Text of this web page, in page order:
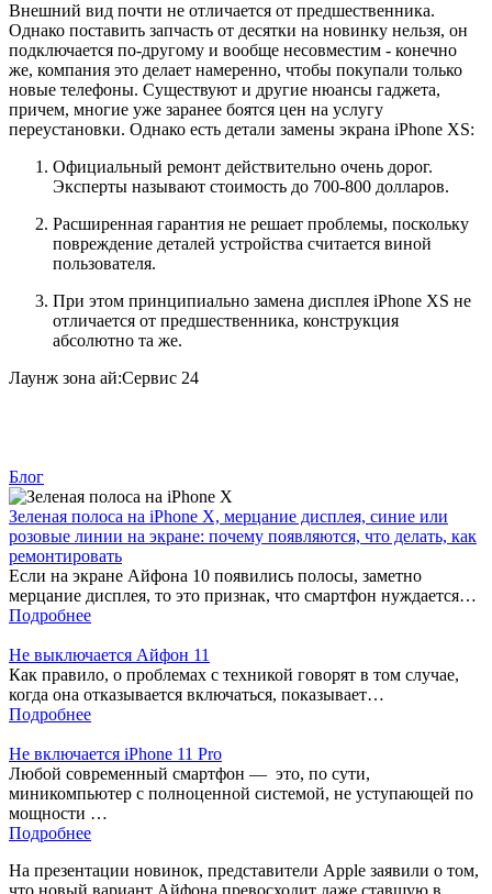
Внешний вид почти не отличается от предшественника.
Однако поставить запчасть от десятки на новинку нельзя, он
подключается по-другому и вообще несовместим - конечно
же, компания это делает намеренно, чтобы покупали только
новые телефоны. Существуют и другие нюансы гаджета,
причем, многие уже заранее боятся цен на услугу
переустановки. Однако есть детали замены экрана iPhone XS:
Официальный ремонт действительно очень дорог.
Эксперты называют стоимость до 700-800 долларов.
Расширенная гарантия не решает проблемы, поскольку
повреждение деталей устройства считается виной
пользователя.
При этом принципиально замена дисплея iPhone XS не
отличается от предшественника, конструкция
абсолютно та же.
Лаунж зона ай:Сервис 24
Блог
Зеленая полоса на iPhone X, мерцание дисплея, синие или
розовые линии на экране: почему появляются, что делать, как
ремонтировать
Если на экране Айфона 10 появились полосы, заметно
мерцание дисплея, то это признак, что смартфон нуждается…
Подробнее
Не выключается Айфон 11
Как правило, о проблемах с техникой говорят в том случае,
когда она отказывается включаться, показывает…
Подробнее
Не включается iPhone 11 Pro
Любой современный смартфон — это, по сути,
миникомпьютер с полноценной системой, не уступающей по
мощности …
Подробнее
На презентации новинок, представители Apple заявили о том,